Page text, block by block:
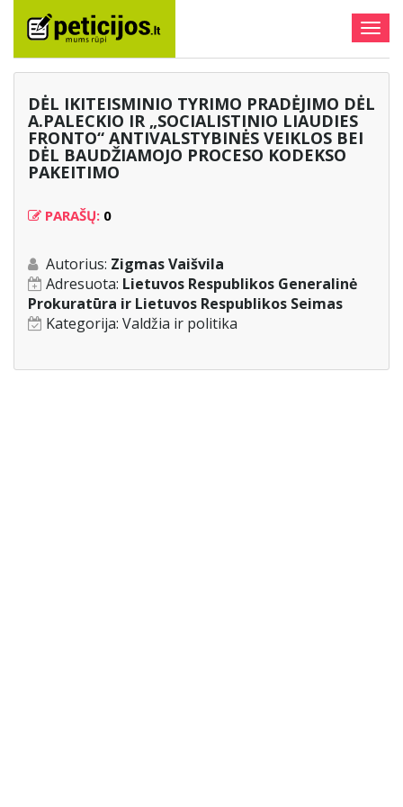
DĖL IKITEISMINIO TYRIMO PRADĖJIMO DĖL
A.PALECKIO IR „SOCIALISTINIO LIAUDIES
FRONTO“ ANTIVALSTYBINĖS VEIKLOS BEI
DĖL BAUDŽIAMOJO PROCESO KODEKSO
PAKEITIMO
PARAŠŲ: 0
Autorius: Zigmas Vaišvila
Adresuota: Lietuvos Respublikos Generalinė
Prokuratūra ir Lietuvos Respublikos Seimas
Kategorija: Valdžia ir politika